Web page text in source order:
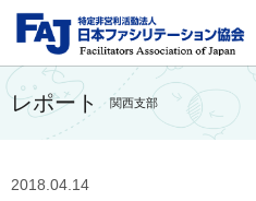
レポート 関西支部
2018.04.14